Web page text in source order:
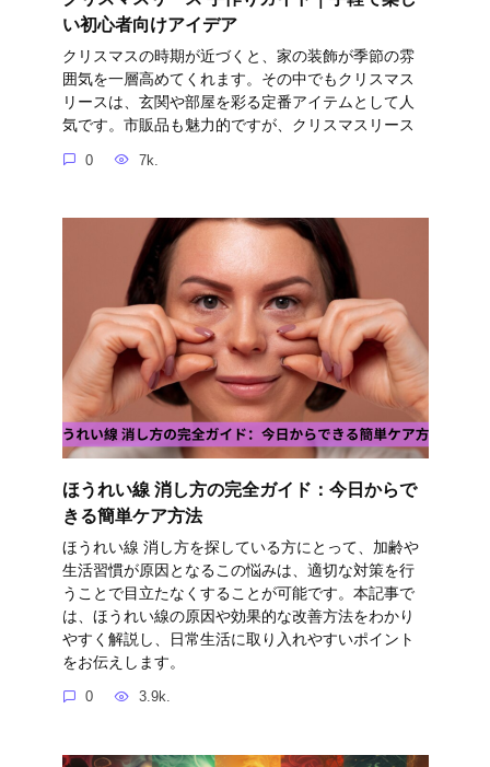
い初心者向けアイデア
クリスマスの時期が近づくと、家の装飾が季節の雰
囲気を一層高めてくれます。その中でもクリスマス
リースは、玄関や部屋を彩る定番アイテムとして人
気です。市販品も魅力的ですが、クリスマスリース
0 7k.
ほうれい線 消し方の完全ガイド：今日からで
きる簡単ケア方法
ほうれい線 消し方を探している方にとって、加齢や
生活習慣が原因となるこの悩みは、適切な対策を行
うことで目立たなくすることが可能です。本記事で
は、ほうれい線の原因や効果的な改善方法をわかり
やすく解説し、日常生活に取り入れやすいポイント
をお伝えします。
0 3.9k.